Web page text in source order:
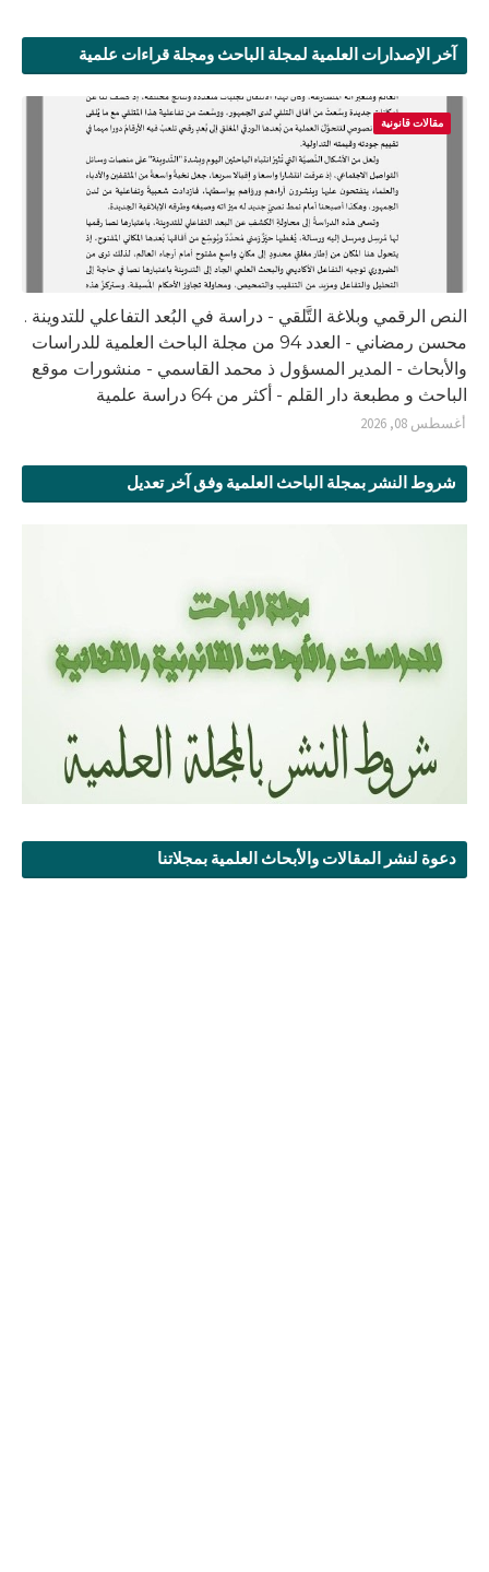
آخر الإصدارات العلمية لمجلة الباحث ومجلة قراءات علمية
مقالات قانونية
النص الرقمي وبلاغة التَّلقي - دراسة في البُعد التفاعلي للتدوينة .
محسن رمضاني - العدد 94 من مجلة الباحث العلمية للدراسات
والأبحاث - المدير المسؤول ذ محمد القاسمي - منشورات موقع
الباحث و مطبعة دار القلم - أكثر من 64 دراسة علمية
أغسطس 08, 2026
شروط النشر بمجلة الباحث العلمية وفق آخر تعديل
دعوة لنشر المقالات والأبحاث العلمية بمجلاتنا